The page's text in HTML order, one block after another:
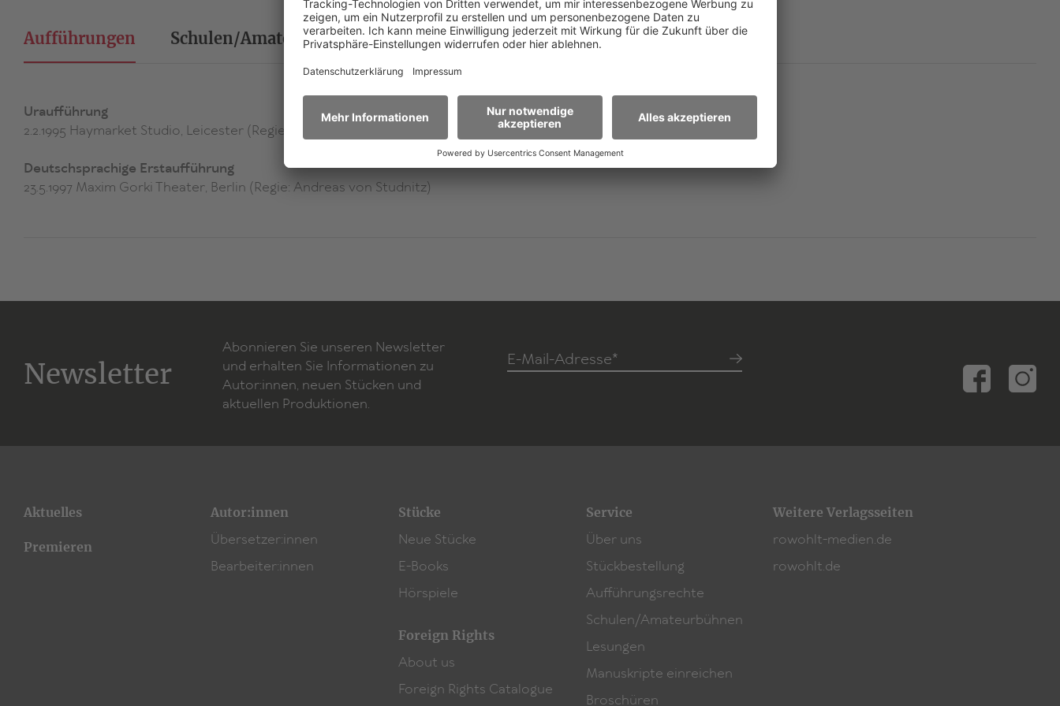
Aufführungen Schulen/Amateurtheater
Uraufführung
2.2.1995 Haymarket Studio, Leicester (Regie: Phyllis Nagy)
Deutschsprachige Erstaufführung
23.5.1997 Maxim Gorki Theater, Berlin (Regie: Andreas von Studnitz)
Newsletter
Abonnieren Sie unseren Newsletter
und erhalten Sie Informationen zu
Autor:innen, neuen Stücken und
aktuellen Produktionen.
E-Mail-Adresse*
Aktuelles
Premieren
Autor:innen
Übersetzer:innen
Bearbeiter:innen
Stücke
Neue Stücke
E-Books
Hörspiele
Foreign Rights
About us
Foreign Rights Catalogue
Service
Über uns
Stückbestellung
Aufführungsrechte
Schulen/Amateurbühnen
Lesungen
Manuskripte einreichen
Broschüren
Weitere Verlagsseiten
rowohlt-medien.de
rowohlt.de